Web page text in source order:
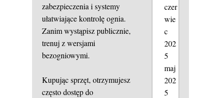
zabezpieczenia i systemy
ułatwiające kontrolę ognia.
Zanim wystąpisz publicznie,
trenuj z wersjami
bezogniowymi.
Kupując sprzęt, otrzymujesz
często dostęp do
czer
wie
c
202
5
maj
202
5